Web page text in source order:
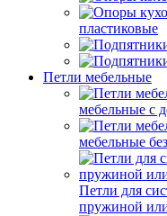
пластиковые
Петли мебельные
мебельные с
мебельные
Петли для
пружиной